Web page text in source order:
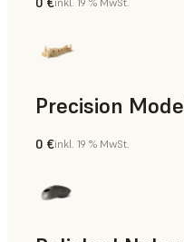
Zahnmedizin
Zahnmedizin
0 €inkl. 19 % MwSt.